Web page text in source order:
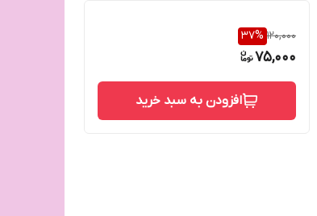
120,000
37%
75,000
افزودن به سبد خرید